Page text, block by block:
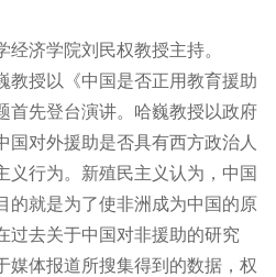
济学院刘民权教授主持。
教授以《中国是否正用教育援助
首先登台演讲。哈巍教授以政府
国对外援助是否具有西方政治人
义行为。新殖民主义认为，中国
的就是为了使非洲成为中国的原
过去关于中国对非援助的研究
媒体报道所搜集得到的数据，权